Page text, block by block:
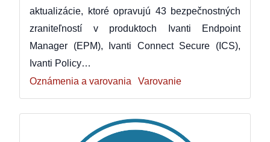
aktualizácie, ktoré opravujú 43 bezpečnostných
zraniteľností v produktoch Ivanti Endpoint
Manager (EPM), Ivanti Connect Secure (ICS),
Ivanti Policy…
Oznámenia a varovania
Varovanie